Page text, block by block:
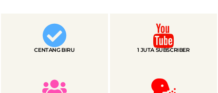
CENTANG BIRU 1 JUTA SUBSCRIBER